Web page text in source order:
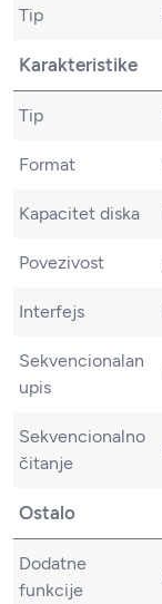
Tip
Karakteristike
Tip
Format
Kapacitet diska
Povezivost
Interfejs
Sekvencionalan
upis
Sekvencionalno
čitanje
Ostalo
Dodatne
funkcije